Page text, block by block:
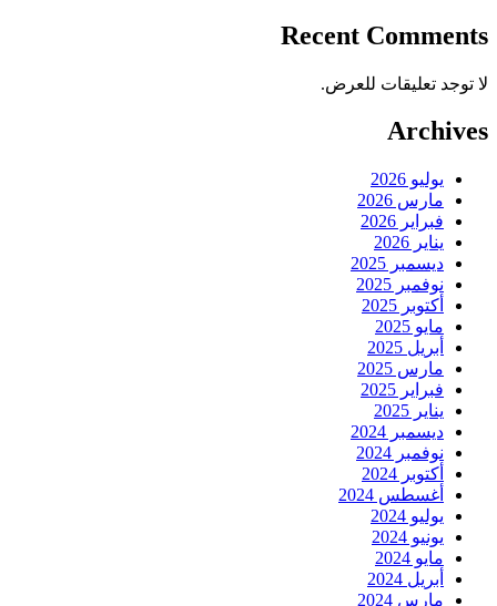
Recent Comments
لا توجد تعليقات للعرض.
Archives
يوليو 2026
مارس 2026
فبراير 2026
يناير 2026
ديسمبر 2025
نوفمبر 2025
أكتوبر 2025
مايو 2025
أبريل 2025
مارس 2025
فبراير 2025
يناير 2025
ديسمبر 2024
نوفمبر 2024
أكتوبر 2024
أغسطس 2024
يوليو 2024
يونيو 2024
مايو 2024
أبريل 2024
مارس 2024